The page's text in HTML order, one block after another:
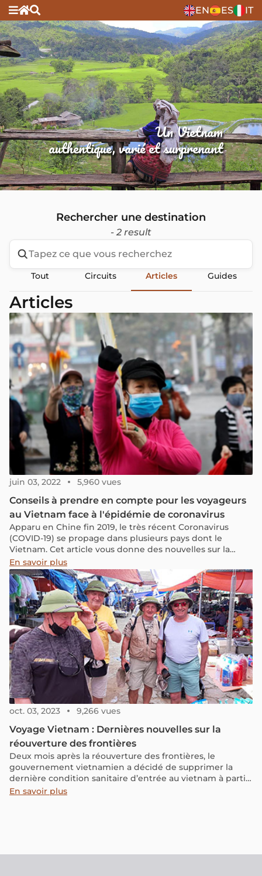
EN ES IT
Un Vietnam
authentique, varié et surprenant
Rechercher une destination
- 2 result
Tout Circuits Articles Guides
Articles
juin 03, 2022 5,960 vues
Conseils à prendre en compte pour les voyageurs
au Vietnam face à l'épidémie de coronavirus
Apparu en Chine fin 2019, le très récent Coronavirus
(COVID-19) se propage dans plusieurs pays dont le
Vietnam. Cet article vous donne des nouvelles sur la
situation actuelle, la vie locale mais vous fournit
également des informations liées au tourisme dans le
pays. Nous espérons que ces nouvelles vous aident à
partir en voyage dans les meilleures conditions
possibles.
En savoir plus
oct. 03, 2023 9,266 vues
Voyage Vietnam : Dernières nouvelles sur la
réouverture des frontières
Deux mois après la réouverture des frontières, le
gouvernement vietnamien a décidé de supprimer la
dernière condition sanitaire d’entrée au vietnam à partir
du 15 Mai 2022. Ainsi, les voyageurs étrangers peuvent
En savoir plus